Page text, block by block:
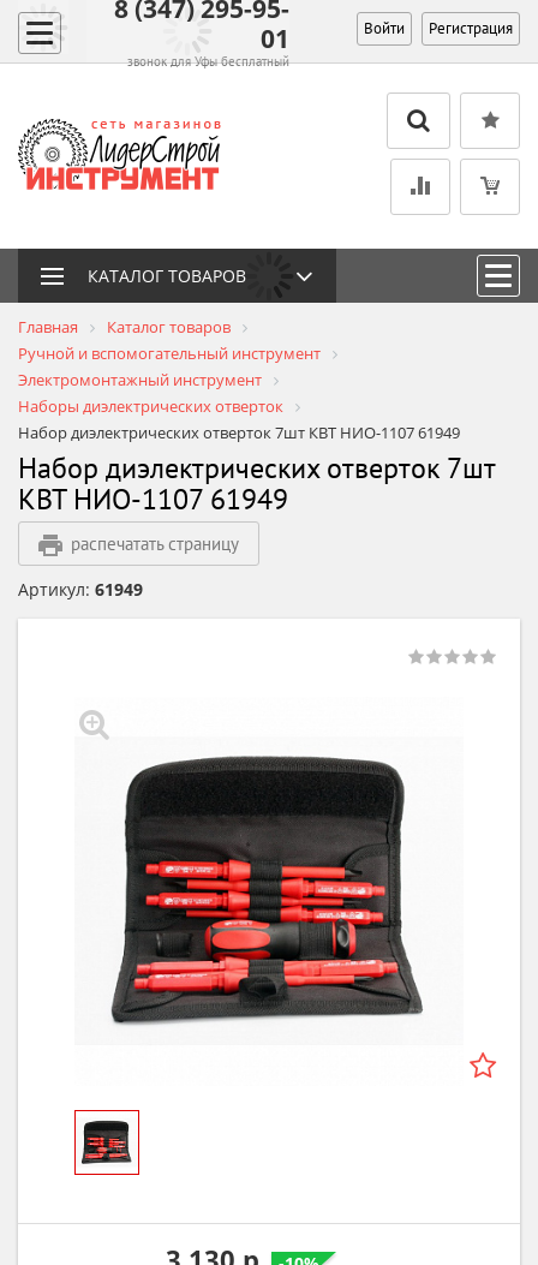
8 (347) 295-95-
01
звонок для Уфы бесплатный
Войти Регистрация
КАТАЛОГ ТОВАРОВ
Главная
Каталог товаров
Ручной и вспомогательный инструмент
Электромонтажный инструмент
Наборы диэлектрических отверток
Набор диэлектрических отверток 7шт КВТ НИО-1107 61949
Набор диэлектрических отверток 7шт
КВТ НИО-1107 61949
распечатать страницу
Артикул: 61949